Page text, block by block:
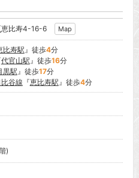
恵比寿4-16-6 Map
比寿駅』徒歩4分
代官山駅』徒歩16分
黒駅』徒歩17分
谷線 『恵比寿駅』徒歩4分
)